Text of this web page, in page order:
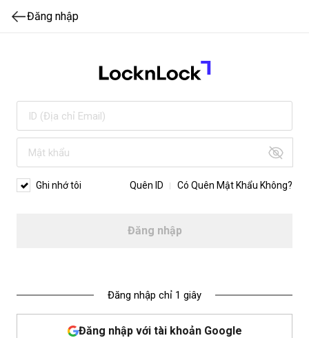
Đăng nhập
Ghi nhớ tôi Quên ID Có Quên Mật Khẩu Không?
Đăng nhập
Đăng nhập chỉ 1 giây
Đăng nhập với tài khoản Google